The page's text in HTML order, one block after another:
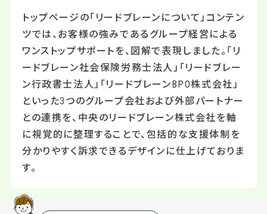
トップページの「リードブレーンについて」コンテン
ツでは、お客様の強みであるグループ経営による
ワンストップサポートを、図解で表現しました。「リ
ードブレーン社会保険労務士法人」「リードブレー
ン行政書士法人」「リードブレーンBPO株式会社」
といった3つのグループ会社および外部パートナー
との連携を、中央のリードブレーン株式会社を軸
に視覚的に整理することで、包括的な支援体制を
分かりやすく訴求できるデザインに仕上げておりま
す。